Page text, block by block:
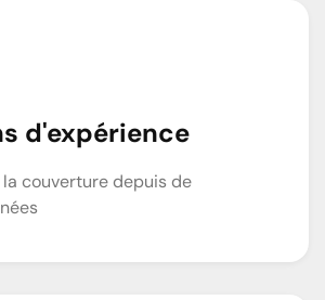
d'expérience
couverture depuis de